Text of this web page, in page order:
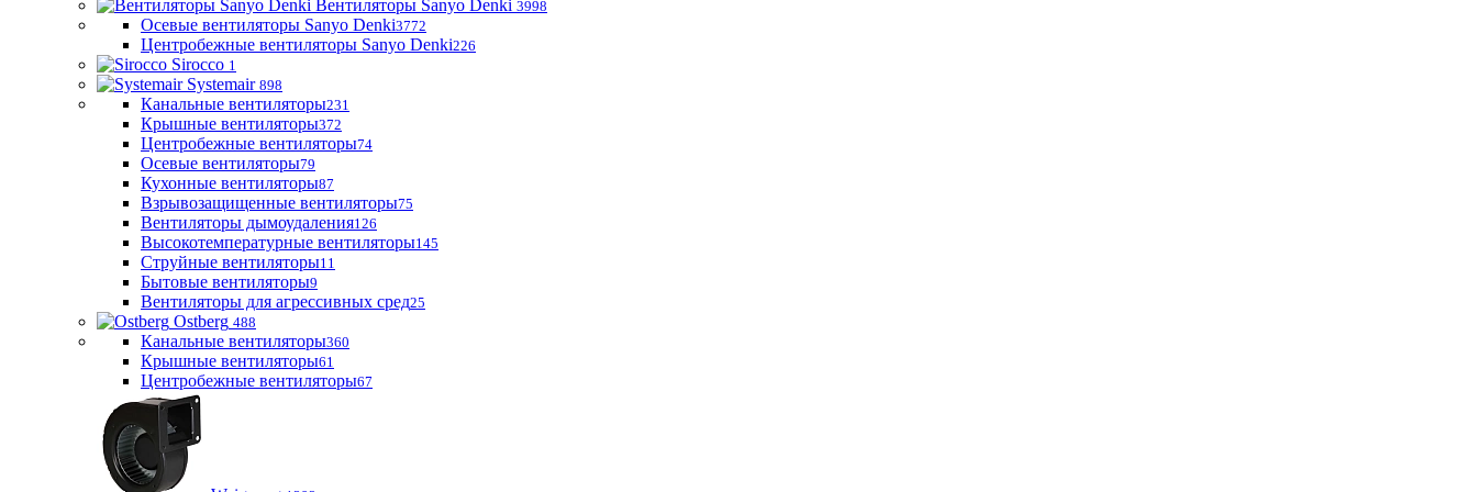
Вентиляторы Sanyo Denki 3998
Осевые вентиляторы Sanyo Denki3772
Центробежные вентиляторы Sanyo Denki226
Sirocco 1
Systemair 898
Канальные вентиляторы231
Крышные вентиляторы372
Центробежные вентиляторы74
Осевые вентиляторы79
Кухонные вентиляторы87
Взрывозащищенные вентиляторы75
Вентиляторы дымоудаления126
Высокотемпературные вентиляторы145
Струйные вентиляторы11
Бытовые вентиляторы9
Вентиляторы для агрессивных сред25
Ostberg 488
Канальные вентиляторы360
Крышные вентиляторы61
Центробежные вентиляторы67